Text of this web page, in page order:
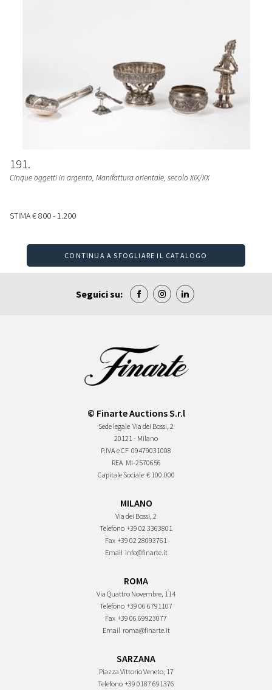
191
Cinque oggetti in argento, Manifattura orientale, secolo XIX/XX
STIMA€ 800 - 1.200
CONTINUA A SFOGLIARE IL CATALOGO
Seguici su:
© Finarte Auctions S.r.l
Sede legale Via dei Bossi, 2
20121 - Milano
P.IVA e CF 09479031008
REA MI-2570656
Capitale Sociale € 100.000
MILANO
Via dei Bossi, 2
Telefono +39 02 3363801
Fax +39 02 28093761
Email info@finarte.it
ROMA
Via Quattro Novembre, 114
Telefono +39 06 6791107
Fax +39 06 69923077
Email roma@finarte.it
SARZANA
Piazza Vittorio Veneto, 17
Telefono +39 0187 691376